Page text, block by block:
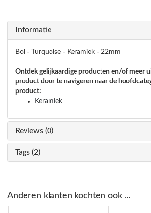
Informatie
Bol - Turquoise - Keramiek - 22mm
Ontdek gelijkaardige producten en/of meer
product door te navigeren naar de
product:
Keramiek
Reviews (0)
Tags (2)
Anderen klanten kochten ook ...